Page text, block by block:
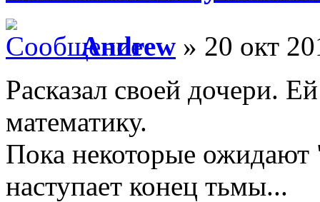
Andrew » 20 окт
Расказал своей дочери.
математику.
Пока некоторые ожидают
наступает конец тьмы...